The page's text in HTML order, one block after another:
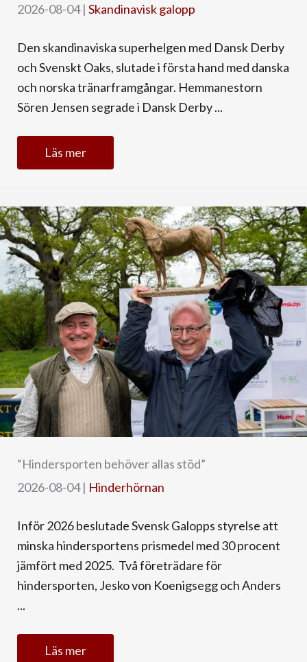
2026-08-04| Skandinavisk galopp
Den skandinaviska superhelgen med Dansk Derby
och Svenskt Oaks, slutade i första hand med danska
och norska tränarframgångar. Hemmanestorn
Sören Jensen segrade i Dansk Derby ...
Läs mer
“Hindersporten behöver allas stöd”
2026-08-04| Hinderhörnan
Inför 2026 beslutade Svensk Galopps styrelse att
minska hindersportens prismedel med 30 procent
jämfört med 2025. Två företrädare för
hindersporten, Jesko von Koenigsegg och Anders
...
Läs mer